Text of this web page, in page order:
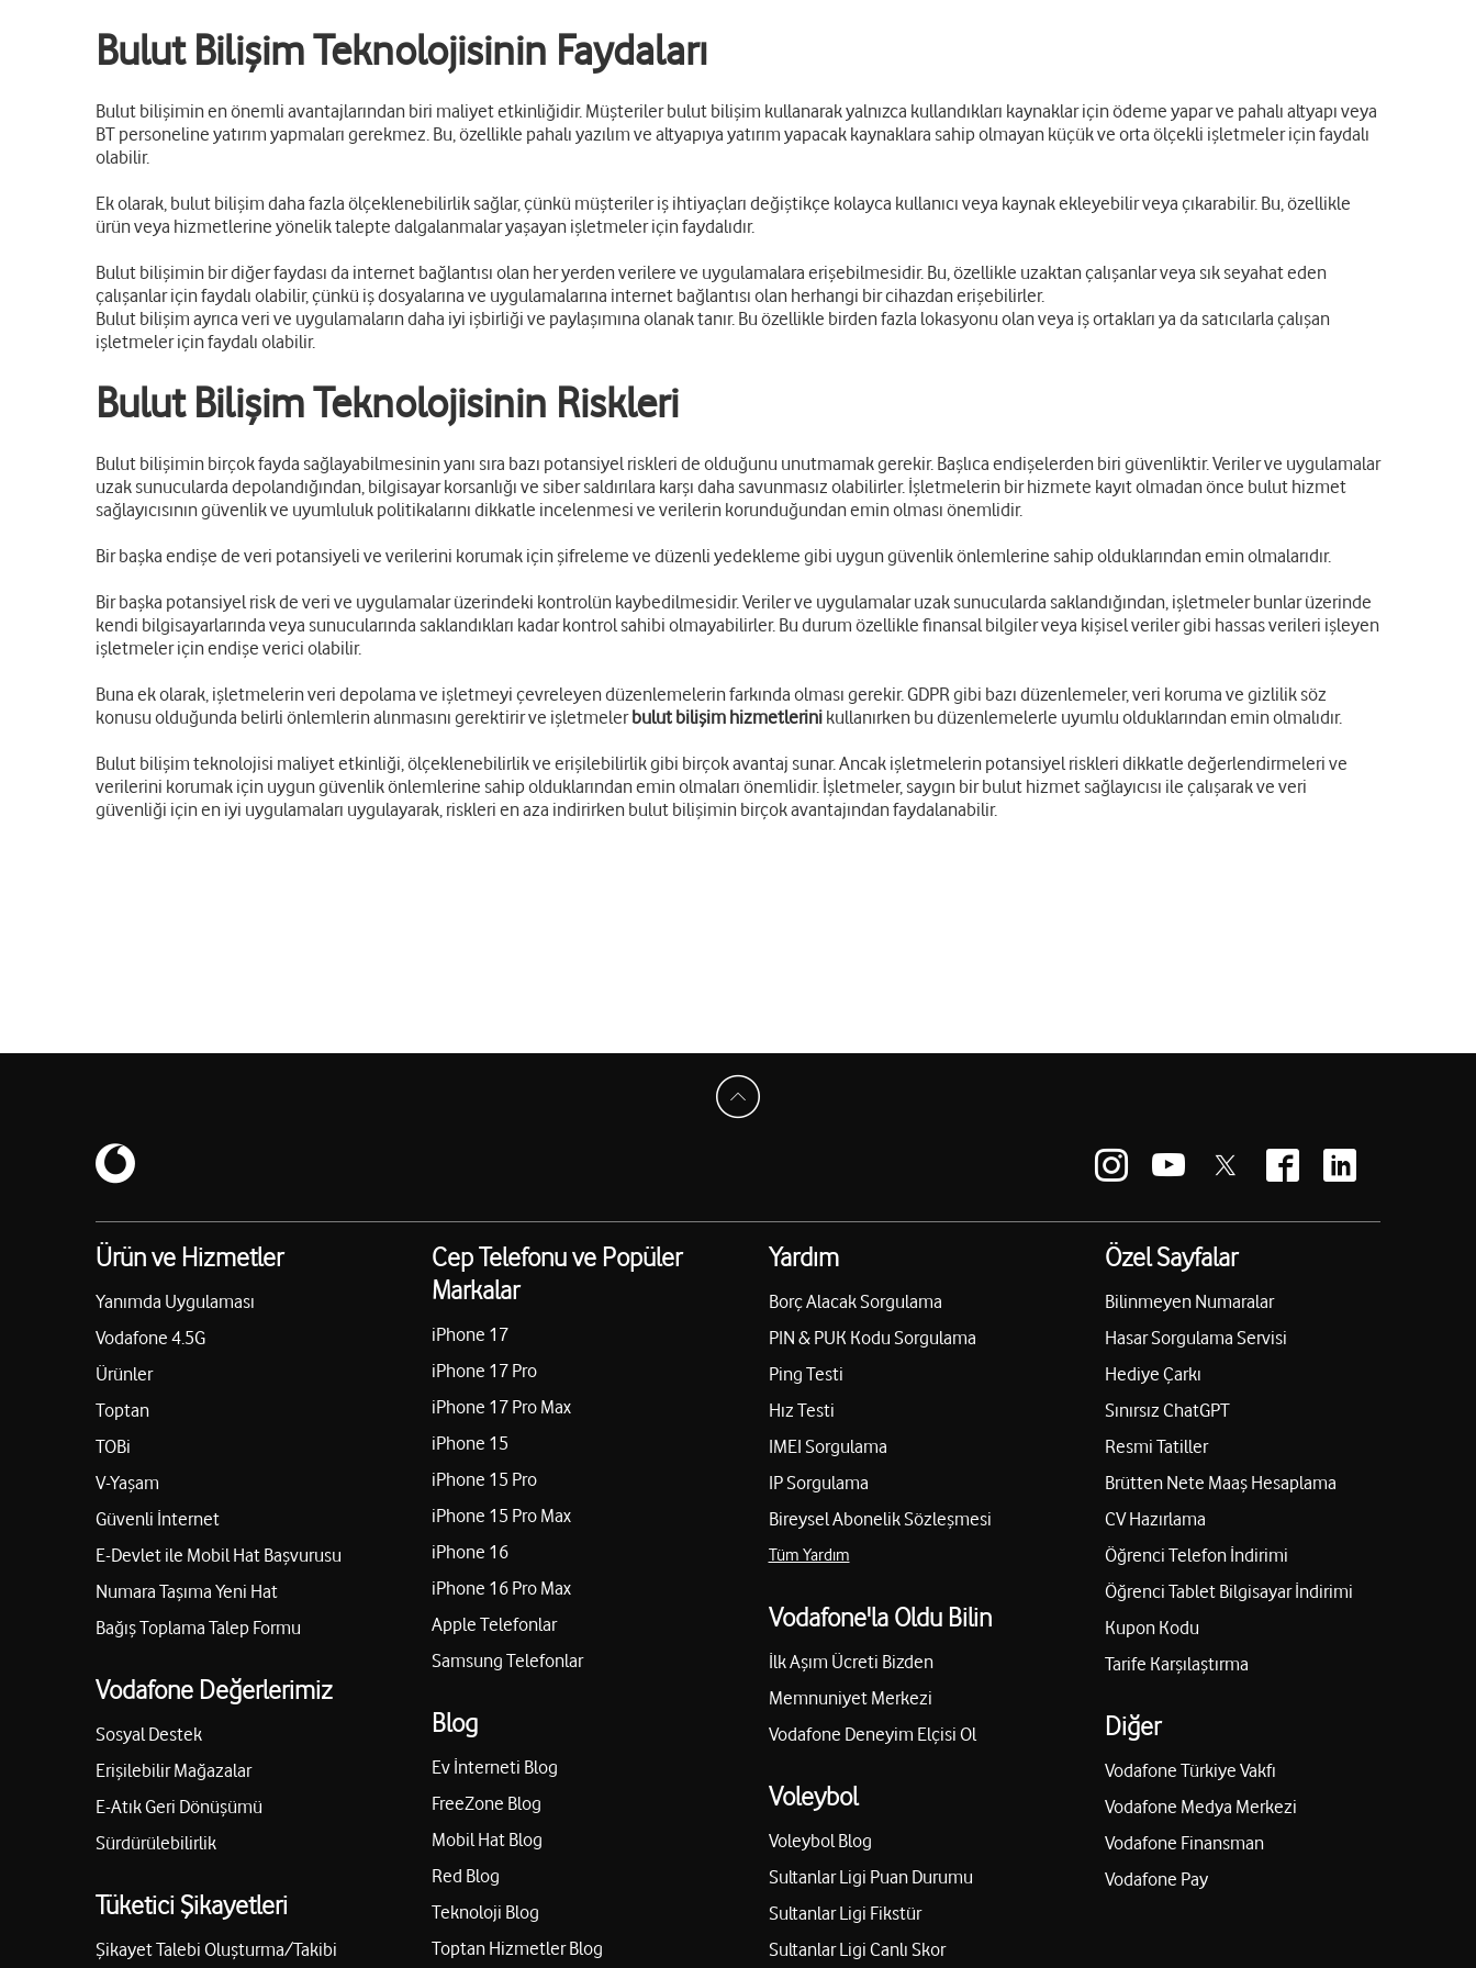
Bulut Bilişim Teknolojisinin Faydaları
Bulut bilişimin en önemli avantajlarından biri maliyet etkinliğidir. Müşteriler bulut bilişim kullanarak yalnızca kullandıkları kaynaklar için ödeme yapar ve pahalı altyapı veya
BT personeline yatırım yapmaları gerekmez. Bu, özellikle pahalı yazılım ve altyapıya yatırım yapacak kaynaklara sahip olmayan küçük ve orta ölçekli işletmeler için faydalı
olabilir.
Ek olarak, bulut bilişim daha fazla ölçeklenebilirlik sağlar, çünkü müşteriler iş ihtiyaçları değiştikçe kolayca kullanıcı veya kaynak ekleyebilir veya çıkarabilir. Bu, özellikle
ürün veya hizmetlerine yönelik talepte dalgalanmalar yaşayan işletmeler için faydalıdır.
Bulut bilişimin bir diğer faydası da internet bağlantısı olan her yerden verilere ve uygulamalara erişebilmesidir. Bu, özellikle uzaktan çalışanlar veya sık seyahat eden
çalışanlar için faydalı olabilir, çünkü iş dosyalarına ve uygulamalarına internet bağlantısı olan herhangi bir cihazdan erişebilirler.
Bulut bilişim ayrıca veri ve uygulamaların daha iyi işbirliği ve paylaşımına olanak tanır. Bu özellikle birden fazla lokasyonu olan veya iş ortakları ya da satıcılarla çalışan
işletmeler için faydalı olabilir.
Bulut Bilişim Teknolojisinin Riskleri
Bulut bilişimin birçok fayda sağlayabilmesinin yanı sıra bazı potansiyel riskleri de olduğunu unutmamak gerekir. Başlıca endişelerden biri güvenliktir. Veriler ve uygulamalar
uzak sunucularda depolandığından, bilgisayar korsanlığı ve siber saldırılara karşı daha savunmasız olabilirler. İşletmelerin bir hizmete kayıt olmadan önce bulut hizmet
sağlayıcısının güvenlik ve uyumluluk politikalarını dikkatle incelenmesi ve verilerin korunduğundan emin olması önemlidir.
Bir başka endişe de veri potansiyeli ve verilerini korumak için şifreleme ve düzenli yedekleme gibi uygun güvenlik önlemlerine sahip olduklarından emin olmalarıdır.
Bir başka potansiyel risk de veri ve uygulamalar üzerindeki kontrolün kaybedilmesidir. Veriler ve uygulamalar uzak sunucularda saklandığından, işletmeler bunlar üzerinde
kendi bilgisayarlarında veya sunucularında saklandıkları kadar kontrol sahibi olmayabilirler. Bu durum özellikle finansal bilgiler veya kişisel veriler gibi hassas verileri işleyen
işletmeler için endişe verici olabilir.
Buna ek olarak, işletmelerin veri depolama ve işletmeyi çevreleyen düzenlemelerin farkında olması gerekir. GDPR gibi bazı düzenlemeler, veri koruma ve gizlilik söz
konusu olduğunda belirli önlemlerin alınmasını gerektirir ve işletmelerbulut bilişim hizmetlerini kullanırken bu düzenlemelerle uyumlu olduklarından emin olmalıdır.
Bulut bilişim teknolojisi maliyet etkinliği, ölçeklenebilirlik ve erişilebilirlik gibi birçok avantaj sunar. Ancak işletmelerin potansiyel riskleri dikkatle değerlendirmeleri ve
verilerini korumak için uygun güvenlik önlemlerine sahip olduklarından emin olmaları önemlidir. İşletmeler, saygın bir bulut hizmet sağlayıcısı ile çalışarak ve veri
güvenliği için en iyi uygulamaları uygulayarak, riskleri en aza indirirken bulut bilişimin birçok avantajından faydalanabilir.
Ürün ve Hizmetler
Yanımda Uygulaması
Vodafone 4.5G
Ürünler
Toptan
TOBi
V-Yaşam
Güvenli İnternet
E-Devlet ile Mobil Hat Başvurusu
Numara Taşıma Yeni Hat
Bağış Toplama Talep Formu
Vodafone Değerlerimiz
Sosyal Destek
Erişilebilir Mağazalar
E-Atık Geri Dönüşümü
Sürdürülebilirlik
Tüketici Şikayetleri
Şikayet Talebi Oluşturma/Takibi
Cep Telefonu ve Popüler
Markalar
iPhone 17
iPhone 17 Pro
iPhone 17 Pro Max
iPhone 15
iPhone 15 Pro
iPhone 15 Pro Max
iPhone 16
iPhone 16 Pro Max
Apple Telefonlar
Samsung Telefonlar
Blog
Ev İnterneti Blog
FreeZone Blog
Mobil Hat Blog
Red Blog
Teknoloji Blog
Toptan Hizmetler Blog
Yardım
Borç Alacak Sorgulama
PIN & PUK Kodu Sorgulama
Ping Testi
Hız Testi
IMEI Sorgulama
IP Sorgulama
Bireysel Abonelik Sözleşmesi
Tüm Yardım
Vodafone'la Oldu Bilin
İlk Aşım Ücreti Bizden
Memnuniyet Merkezi
Vodafone Deneyim Elçisi Ol
Voleybol
Voleybol Blog
Sultanlar Ligi Puan Durumu
Sultanlar Ligi Fikstür
Sultanlar Ligi Canlı Skor
Özel Sayfalar
Bilinmeyen Numaralar
Hasar Sorgulama Servisi
Hediye Çarkı
Sınırsız ChatGPT
Resmi Tatiller
Brütten Nete Maaş Hesaplama
CV Hazırlama
Öğrenci Telefon İndirimi
Öğrenci Tablet Bilgisayar İndirimi
Kupon Kodu
Tarife Karşılaştırma
Diğer
Vodafone Türkiye Vakfı
Vodafone Medya Merkezi
Vodafone Finansman
Vodafone Pay